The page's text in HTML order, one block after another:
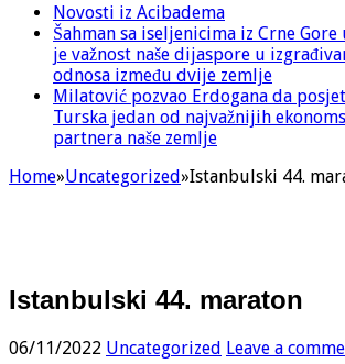
Novosti iz Acibadema
Šahman sa iseljenicima iz Crne
je važnost naše dijaspore u
odnosa između dvije zemlje
Milatović pozvao Erdogana da
Turska jedan od najvažnijih
partnera naše zemlje
Home»Uncategorized»Istanbulski 44.
Istanbulski 44. maraton
06/11/2022 Uncategorized Leave a